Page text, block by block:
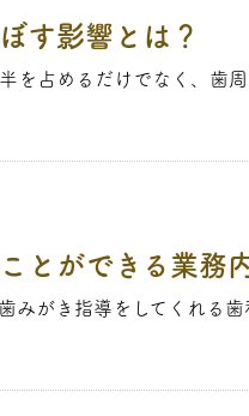
す影響とは？
を占めるだけでなく、歯
とができる業務
みがき指導をしてくれる